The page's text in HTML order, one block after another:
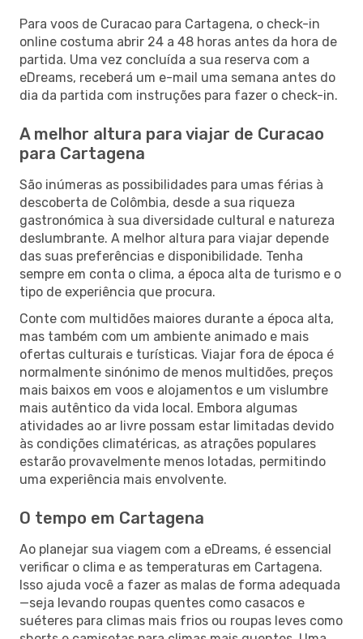
Para voos de Curacao para Cartagena, o check-in
online costuma abrir 24 a 48 horas antes da hora de
partida. Uma vez concluída a sua reserva com a
eDreams, receberá um e-mail uma semana antes do
dia da partida com instruções para fazer o check-in.
A melhor altura para viajar de Curacao
para Cartagena
São inúmeras as possibilidades para umas férias à
descoberta de Colômbia, desde a sua riqueza
gastronómica à sua diversidade cultural e natureza
deslumbrante. A melhor altura para viajar depende
das suas preferências e disponibilidade. Tenha
sempre em conta o clima, a época alta de turismo e o
tipo de experiência que procura.
Conte com multidões maiores durante a época alta,
mas também com um ambiente animado e mais
ofertas culturais e turísticas. Viajar fora de época é
normalmente sinónimo de menos multidões, preços
mais baixos em voos e alojamentos e um vislumbre
mais autêntico da vida local. Embora algumas
atividades ao ar livre possam estar limitadas devido
às condições climatéricas, as atrações populares
estarão provavelmente menos lotadas, permitindo
uma experiência mais envolvente.
O tempo em Cartagena
Ao planejar sua viagem com a eDreams, é essencial
verificar o clima e as temperaturas em Cartagena.
Isso ajuda você a fazer as malas de forma adequada
—seja levando roupas quentes como casacos e
suéteres para climas mais frios ou roupas leves como